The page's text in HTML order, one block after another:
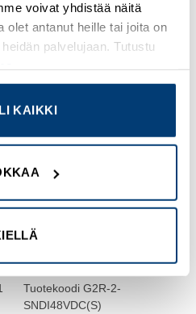
voivat yhdistää näitä
olet antanut heille tai joita on
palvelujaan. Tutustu
KAIKKI
OMRON
Tuotekoodi G2R-2-
SNDI48VDC(S)